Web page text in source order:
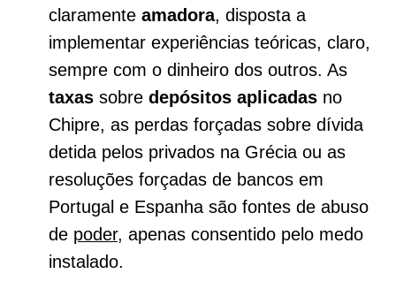
claramente amadora, disposta a
implementar experiências teóricas, claro,
sempre com o dinheiro dos outros. As
taxas sobre depósitos aplicadas no
Chipre, as perdas forçadas sobre dívida
detida pelos privados na Grécia ou as
resoluções forçadas de bancos em
Portugal e Espanha são fontes de abuso
de poder, apenas consentido pelo medo
instalado.